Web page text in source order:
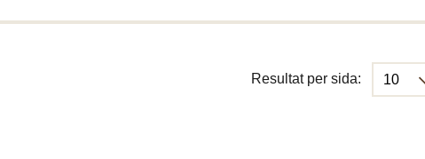
Resultat per sida: